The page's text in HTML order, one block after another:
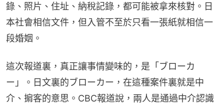
錄、照片、住址、納稅記錄，都可能被拿來核對。日
本社會相信文件，但入管不至於只看一張紙就相信一
段婚姻。
這次報道裏，真正讓事情變味的，是「ブローカ
ー」。日文裏的ブローカー，在這種案件裏就是中
介、掮客的意思。CBC報道說，兩人是通過中介認識